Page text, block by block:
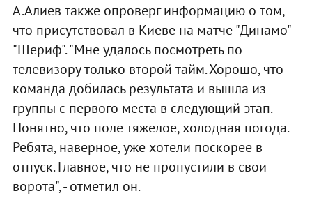
А.Алиев также опроверг информацию о том,
что присутствовал в Киеве на матче "Динамо" -
"Шериф". "Мне удалось посмотреть по
телевизору только второй тайм. Хорошо, что
команда добилась результата и вышла из
группы с первого места в следующий этап.
Понятно, что поле тяжелое, холодная погода.
Ребята, наверное, уже хотели поскорее в
отпуск. Главное, что не пропустили в свои
ворота", - отметил он.